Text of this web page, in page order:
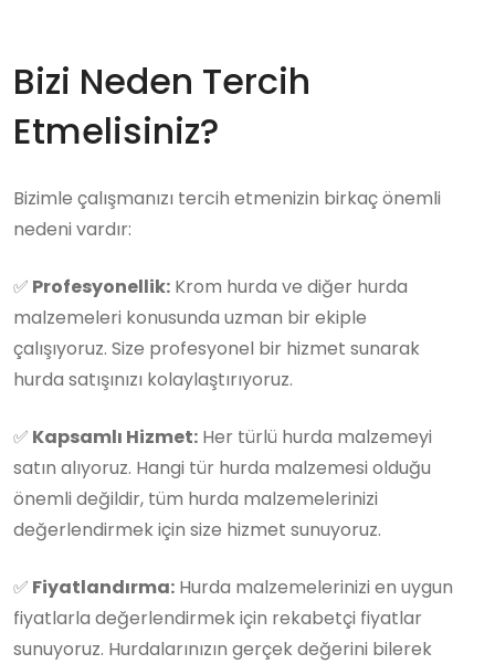
Bizi Neden Tercih
Etmelisiniz?
Bizimle çalışmanızı tercih etmenizin birkaç önemli
nedeni vardır:
✅ Profesyonellik: Krom hurda ve diğer hurda
malzemeleri konusunda uzman bir ekiple
çalışıyoruz. Size profesyonel bir hizmet sunarak
hurda satışınızı kolaylaştırıyoruz.
✅ Kapsamlı Hizmet: Her türlü hurda malzemeyi
satın alıyoruz. Hangi tür hurda malzemesi olduğu
önemli değildir, tüm hurda malzemelerinizi
değerlendirmek için size hizmet sunuyoruz.
✅ Fiyatlandırma: Hurda malzemelerinizi en uygun
fiyatlarla değerlendirmek için rekabetçi fiyatlar
sunuyoruz. Hurdalarınızın gerçek değerini bilerek